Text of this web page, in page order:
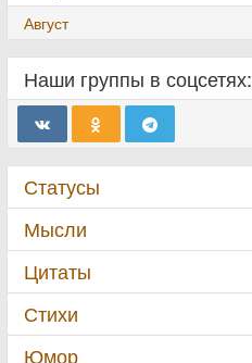
Август
Наши группы в соцсетях:
Статусы
Мысли
Цитаты
Стихи
Юмор